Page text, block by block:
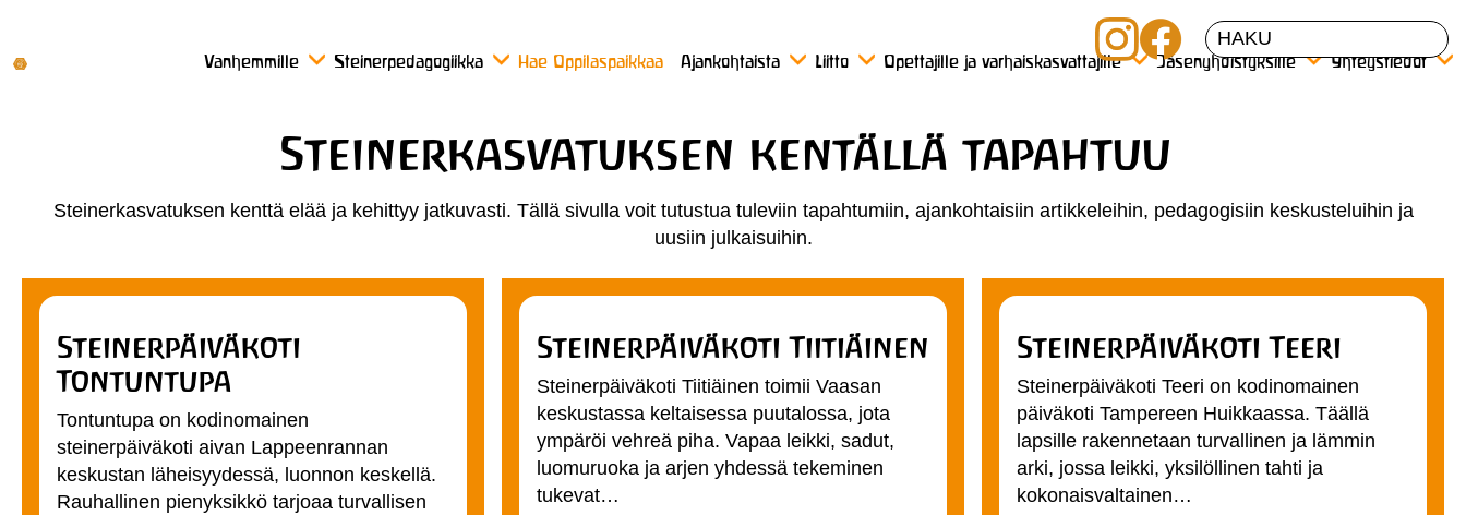
Vanhemmille Steinerpedagogiikka Hae Oppilaspaikkaa Ajankohtaista Liitto Opettajille ja varhaiskasvattajille Jäsenyhdistyksille Yhteystiedot
Steinerkasvatuksen kentällä tapahtuu
Steinerkasvatuksen kenttä elää ja kehittyy jatkuvasti. Tällä sivulla voit tutustua tuleviin tapahtumiin, ajankohtaisiin artikkeleihin, pedagogisiin keskusteluihin ja
uusiin julkaisuihin.
Steinerpäiväkoti
Tontuntupa
Tontuntupa on kodinomainen
steinerpäiväkoti aivan Lappeenrannan
keskustan läheisyydessä, luonnon keskellä.
Rauhallinen pienyksikkö tarjoaa turvallisen
Steinerpäiväkoti Tiitiäinen
Steinerpäiväkoti Tiitiäinen toimii Vaasan
keskustassa keltaisessa puutalossa, jota
ympäröi vehreä piha. Vapaa leikki, sadut,
luomuruoka ja arjen yhdessä tekeminen
tukevat…
Steinerpäiväkoti Teeri
Steinerpäiväkoti Teeri on kodinomainen
päiväkoti Tampereen Huikkaassa. Täällä
lapsille rakennetaan turvallinen ja lämmin
arki, jossa leikki, yksilöllinen tahti ja
kokonaisvaltainen…